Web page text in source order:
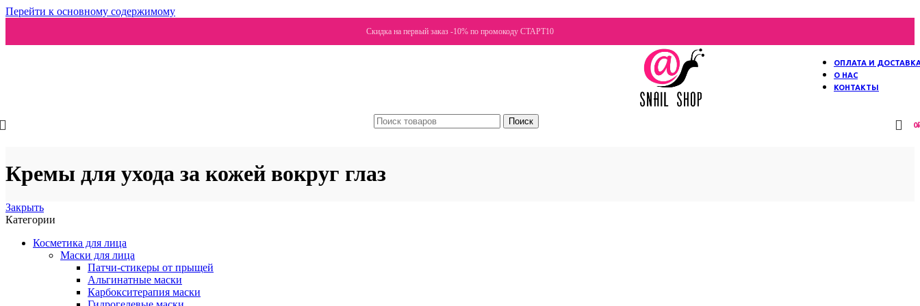
Перейти к основному содержимому
Скидка на первый заказ -10% по промокоду СТАРТ10
ОПЛАТА И
О НАС
КОНТАКТЫ
Поиск 0
Кремы для ухода за кожей вокруг глаз
Закрыть
Категории
Косметика для лица
Маски для лица
Патчи-стикеры от прыщей
Альгинатные маски
Карбокситерапия маски